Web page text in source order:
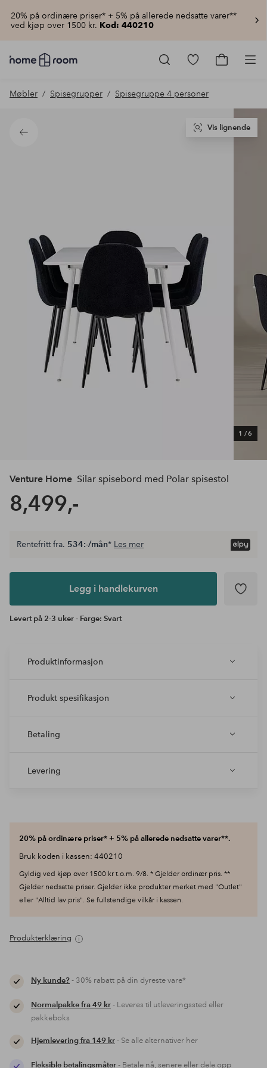
20% på ordinære priser* + 5% på allerede nedsatte varer**
ved kjøp over 1500 kr. Kod: 440210
Homeroom
–
hjemmet
pris
Gå
produkter
Gå
Møbler Spisegrupper Spisegruppe 4 personer
Tilbake
1 /6
Vis lignende
Venture Home Silar spisebord med Polar spisestol
8,499,-
Legg i
Rentefritt fra. 534:-/mån* Les mer
Legg i handlekurven
Levert på 2-3 uker - Farge: Svart
Produktinformasjon
Produkt spesifikasjon
Betaling
Levering
20% på ordinære priser* + 5% på allerede nedsatte varer**.
Bruk koden i kassen: 440210
Gyldig ved kjøp over 1500 kr t.o.m. 9/8. * Gjelder ordinær pris. **
Gjelder nedsatte priser. Gjelder ikke produkter merket med "Outlet"
eller "Alltid lav pris". Se fullstendige vilkår i kassen.
Produkterklæring
Ny kunde?- 30% rabatt på din dyreste vare*
Normalpakke fra 49 kr- Leveres til utleveringssted eller
pakkeboks
Hjemlevering fra 149 kr- Se alle alternativer her
Fleksible betalingsmåter- Betale nå, senere eller dele opp